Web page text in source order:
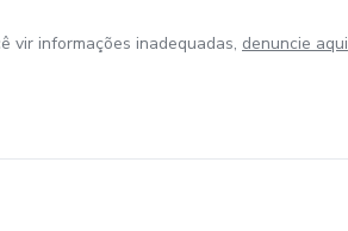
vir informações inadequadas, denuncie aqui